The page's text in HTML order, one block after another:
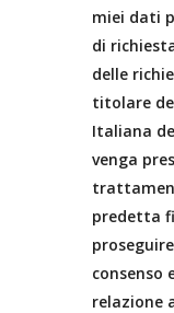
miei dati
di
delle
titolare
Italiana
venga
predetta
consenso
relazione